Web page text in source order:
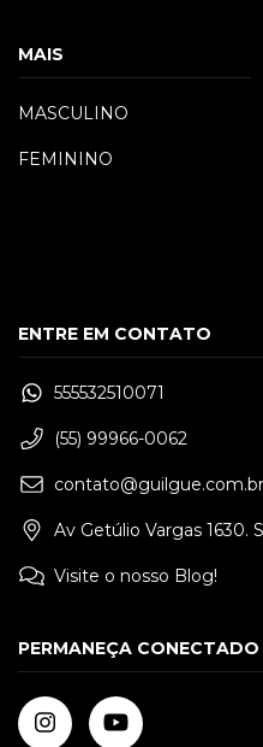
MAIS
MASCULINO
FEMININO
ENTRE EM CONTATO
555532510071
(55) 99966-0062
contato@guilgue.com.br
Av Getúlio Vargas 1630.
Visite o nosso Blog!
PERMANEÇA CONECTADO